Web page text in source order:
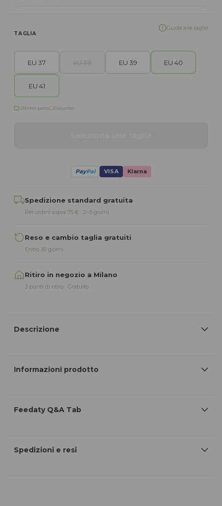
TAGLIA
Guida alle taglie
EU 37 EU 38 EU 39 EU 40
EU 41
Ultimo paio Esaurito
PayPal VISA Klarna
Spedizione standard gratuita
Per ordini sopra 75 € · 2–5 giorni
Reso e cambio taglia gratuiti
Entro 30 giorni
Ritiro in negozio a Milano
3 punti di ritiro · Gratuito
Descrizione
Informazioni prodotto
Feedaty Q&A Tab
Spedizioni e resi